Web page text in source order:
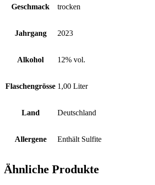
Geschmack trocken
Jahrgang 2023
Alkohol 12% vol.
Flaschengrösse 1,00 Liter
Land Deutschland
Allergene Enthält Sulfite
Ähnliche Produkte